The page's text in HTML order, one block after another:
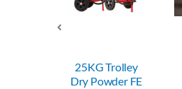
Fire
Extinguisher